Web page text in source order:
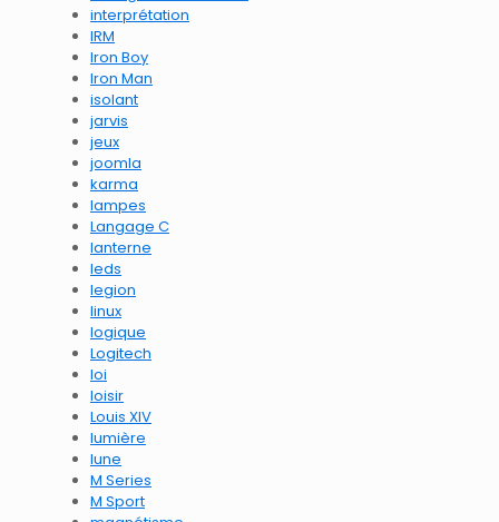
interprétation
IRM
Iron Boy
Iron Man
isolant
jarvis
jeux
joomla
karma
lampes
Langage C
lanterne
leds
legion
linux
logique
Logitech
loi
loisir
Louis XIV
lumière
lune
M Series
M Sport